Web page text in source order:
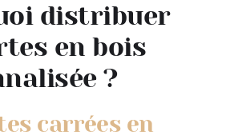
distribuer
en bois
?
carrées en